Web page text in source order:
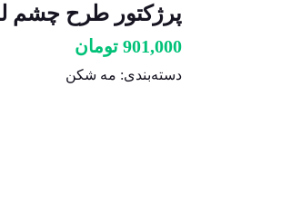
پرژکتور طرح چشم
901,000 تومان
دسته‌بندی: مه شکن